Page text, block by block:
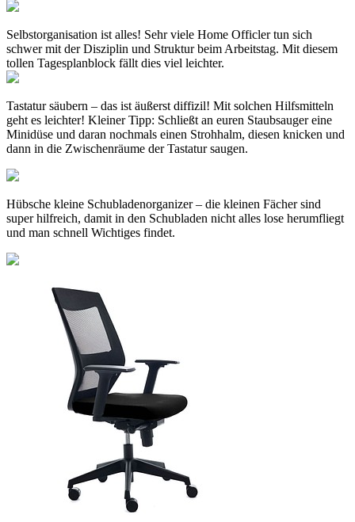
Selbstorganisation ist alles! Sehr viele Home Officler tun sich
schwer mit der Disziplin und Struktur beim Arbeitstag. Mit diesem
tollen Tagesplanblock fällt dies viel leichter.
Tastatur säubern – das ist äußerst diffizil! Mit solchen Hilfsmitteln
geht es leichter! Kleiner Tipp: Schließt an euren Staubsauger eine
Minidüse und daran nochmals einen Strohhalm, diesen knicken und
dann in die Zwischenräume der Tastatur saugen.
Hübsche kleine Schubladenorganizer – die kleinen Fächer sind
super hilfreich, damit in den Schubladen nicht alles lose herumfliegt
und man schnell Wichtiges findet.